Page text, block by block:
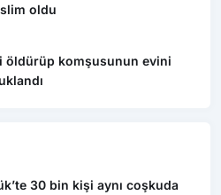
oldu
öldürüp komşusunun evini
30 bin kişi aynı coşkuda